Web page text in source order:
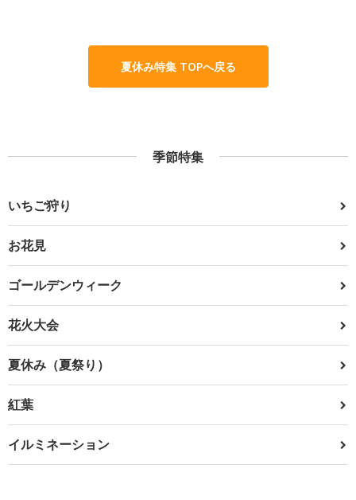
夏休み特集 TOPへ戻る
季節特集
いちご狩り
お花見
ゴールデンウィーク
花火大会
夏休み（夏祭り）
紅葉
イルミネーション